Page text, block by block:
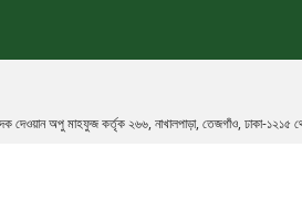
দেওয়ান অপু মাহফুজ কর্তৃক ২৬৬, নাখালপাড়া, তেজগাঁও, ঢাকা-১২১৫